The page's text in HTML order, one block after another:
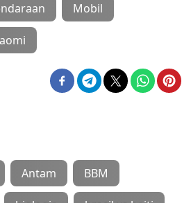
Mobil
Antam BBM